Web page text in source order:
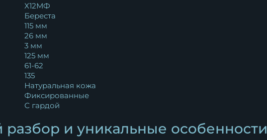
Х12МФ
Береста
115 мм
26 мм
3 мм
125 мм
61-62
135
Натуральная кожа
Фиксированные
С гардой
разбор и уникальные особенности